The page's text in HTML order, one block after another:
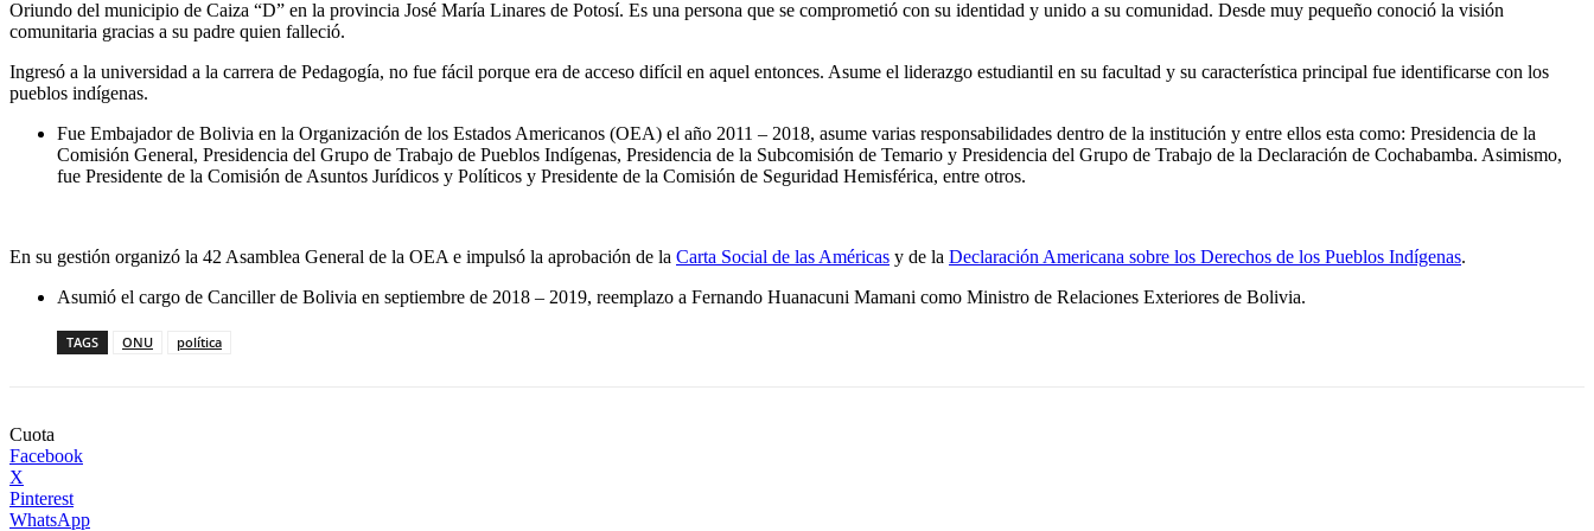
Oriundo del municipio de Caiza “D” en la provincia José María Linares de Potosí. Es una persona que se comprometió con su identidad y unido a su comunidad. Desde muy pequeño conoció la visión
comunitaria gracias a su padre quien falleció.
Ingresó a la universidad a la carrera de Pedagogía, no fue fácil porque era de acceso difícil en aquel entonces. Asume el liderazgo estudiantil en su facultad y su característica principal fue identificarse con los
pueblos indígenas.
Fue Embajador de Bolivia en la Organización de los Estados Americanos (OEA) el año 2011 – 2018, asume varias responsabilidades dentro de la institución y entre ellos esta como: Presidencia de la
Comisión General, Presidencia del Grupo de Trabajo de Pueblos Indígenas, Presidencia de la Subcomisión de Temario y Presidencia del Grupo de Trabajo de la Declaración de Cochabamba. Asimismo,
fue Presidente de la Comisión de Asuntos Jurídicos y Políticos y Presidente de la Comisión de Seguridad Hemisférica, entre otros.
En su gestión organizó la 42 Asamblea General de la OEA e impulsó la aprobación de la Carta Social de las Américas y de la Declaración Americana sobre los Derechos de los Pueblos Indígenas.
Asumió el cargo de Canciller de Bolivia en septiembre de 2018 – 2019, reemplazo a Fernando Huanacuni Mamani como Ministro de Relaciones Exteriores de Bolivia.
TAGS ONU política
Cuota
Facebook
X
Pinterest
WhatsApp